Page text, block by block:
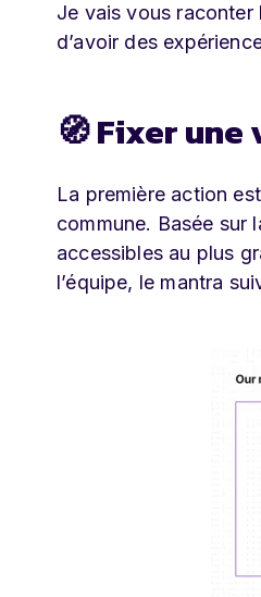
Je vais vous
d’avoir des
🧭 Fixer
La première action
commune. Basée sur
accessibles au plus
l’équipe, le mantra